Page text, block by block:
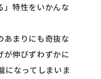
」特性をいかんな
あまりにも奇抜な
が伸びずわずかに
になってしまいま